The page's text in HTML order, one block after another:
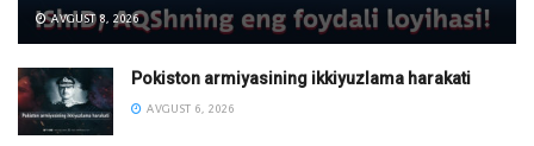
AVGUST 8, 2026
Pokiston armiyasining ikkiyuzlama harakati
AVGUST 6, 2026